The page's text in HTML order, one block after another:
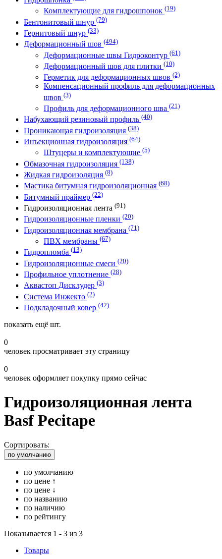
Комплектующие для гидрошпонок (19)
Бентонитовый шнур (79)
Гернитовый шнур (33)
Деформационный шов (494)
Деформационные швы Гидроконтур (61)
Деформационный шов для плитки (10)
Герметик для деформационных швов (2)
Компенсационный профиль для деформационных
швов (3)
Профиль для деформационного шва (21)
Набухающий резиновый профиль (40)
Проникающая гидроизоляция (38)
Инъекционная гидроизоляция (64)
Штуцеры и комплектующие (5)
Обмазочная гидроизоляция (138)
Жидкая гидроизоляция (8)
Мастика битумная гидроизоляционная (68)
Битумный праймер (22)
Гидроизоляционная лента (91)
Гидроизоляционные пленки (20)
Гидроизоляционная мембрана (71)
ПВХ мембраны (67)
Гидропломба (13)
Гидроизоляционные смеси (20)
Профильное уплотнение (28)
Аквастоп Дисклудер (3)
Система Инжекто (2)
Подкладочный ковер (42)
показать ещё шт.
0
человек просматривает эту страницу
0
человек оформляет покупку прямо сейчас
Гидроизоляционная лента
Basf Pecitape
Сортировать:
по умолчанию
по умолчанию
по цене ↑
по цене ↓
по названию
по наличию
по рейтингу
Показывается 1 - 3 из 3
Товары